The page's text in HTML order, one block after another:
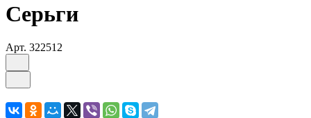
Серьги
Арт. 322512